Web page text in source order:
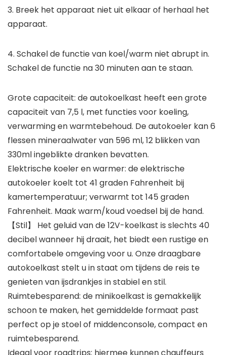
3. Breek het apparaat niet uit elkaar of herhaal het
apparaat.
4. Schakel de functie van koel/warm niet abrupt in.
Schakel de functie na 30 minuten aan te staan.
Grote capaciteit: de autokoelkast heeft een grote
capaciteit van 7,5 l, met functies voor koeling,
verwarming en warmtebehoud. De autokoeler kan 6
flessen mineraalwater van 596 ml, 12 blikken van
330ml ingeblikte dranken bevatten.
Elektrische koeler en warmer: de elektrische
autokoeler koelt tot 41 graden Fahrenheit bij
kamertemperatuur; verwarmt tot 145 graden
Fahrenheit. Maak warm/koud voedsel bij de hand.
【Stil】 Het geluid van de 12V-koelkast is slechts 40
decibel wanneer hij draait, het biedt een rustige en
comfortabele omgeving voor u. Onze draagbare
autokoelkast stelt u in staat om tijdens de reis te
genieten van ijsdrankjes in stabiel en stil.
Ruimtebesparend: de minikoelkast is gemakkelijk
schoon te maken, het gemiddelde formaat past
perfect op je stoel of middenconsole, compact en
ruimtebesparend.
Ideaal voor roadtrips: hiermee kunnen chauffeurs